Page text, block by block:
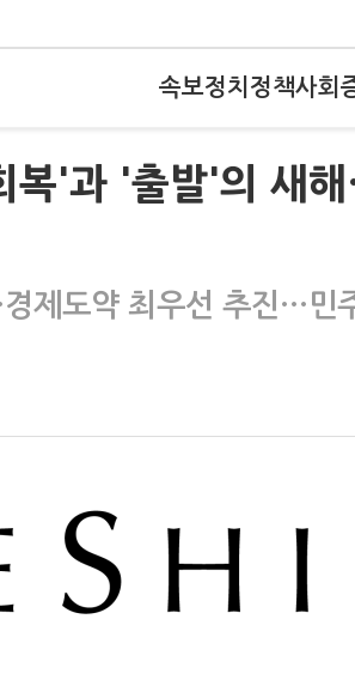
속보정치 정책사회
복'과 '출발'의 새
제도약 최우선 추진…민